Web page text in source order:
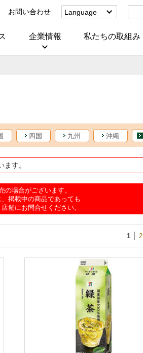
お問い合わせ
Language
(Corporate)
(บริการ)
企業情報 私たちの取組み
四国 九州 沖縄
す。
場合がございます。
掲載中の商品であっても
舗にお問合せください。
1 2